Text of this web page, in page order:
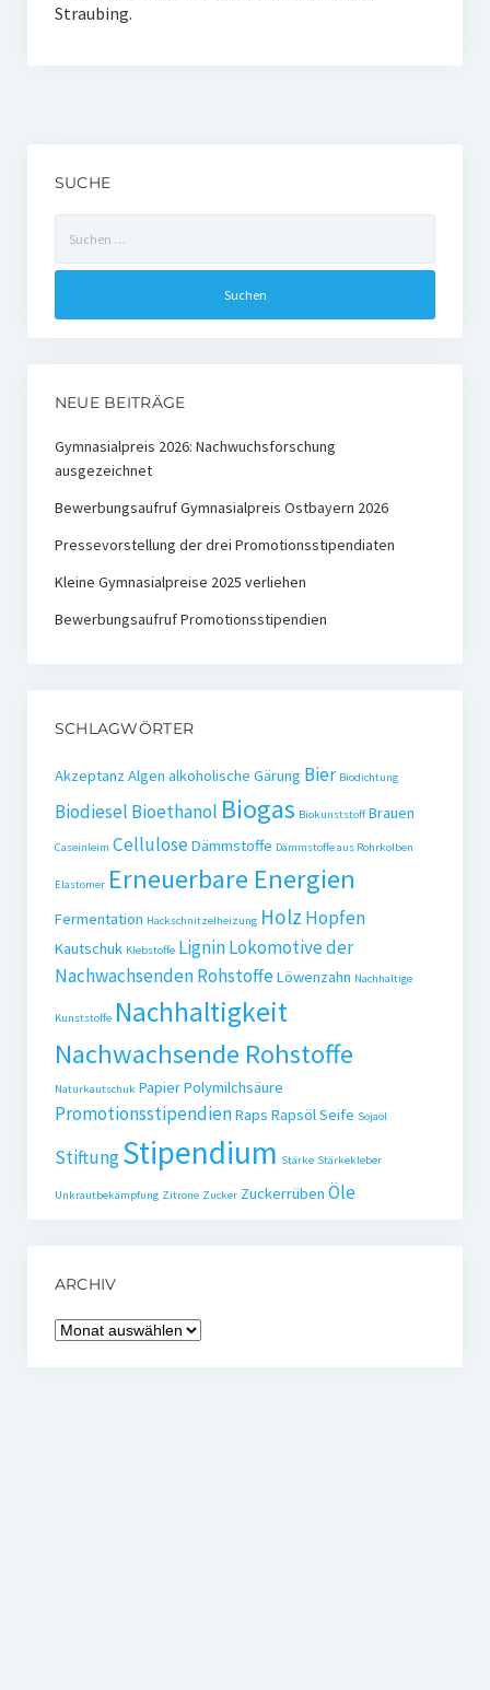
Gymnasialpreise
Ehemalige Stiftungs-Mitglieder
Hochschulpreis der Stiftung Nachwachsende Rohstoffe
Kontakt
Straubing.
SUCHE
nach:
NEUE BEITRÄGE
Gymnasialpreis 2026: Nachwuchsforschung
ausgezeichnet
Bewerbungsaufruf Gymnasialpreis Ostbayern 2026
Pressevorstellung der drei Promotionsstipendiaten
Kleine Gymnasialpreise 2025 verliehen
Bewerbungsaufruf Promotionsstipendien
SCHLAGWÖRTER
Akzeptanz Algen alkoholische Gärung Bier Biodichtung
Biodiesel Bioethanol Biogas Biokunststoff Brauen
Caseinleim CelluloseDämmstoffe Dämmstoffe aus Rohrkolben
Elastomer Erneuerbare Energien
Fermentation Hackschnitzelheizung Holz Hopfen
Kautschuk Klebstoffe LigninLokomotive der
Nachwachsenden RohstoffeLöwenzahn Nachhaltige
Kunststoffe Nachhaltigkeit
Nachwachsende Rohstoffe
Naturkautschuk PapierPolymilchsäure
PromotionsstipendienRaps RapsölSeife Sojaöl
StiftungStipendium Stärke Stärkekleber
Unkrautbekämpfung Zitrone Zucker Zuckerrüben Öle
ARCHIV
Archiv